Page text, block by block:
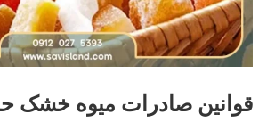
قوانین صادرات میوه خشک